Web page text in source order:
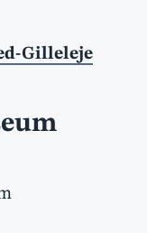
Gilleleje